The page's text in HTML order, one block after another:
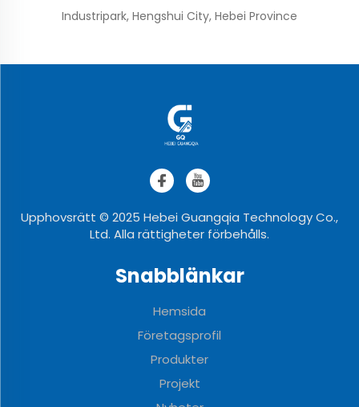
Industripark, Hengshui City, Hebei Province
Upphovsrätt © 2025 Hebei Guangqia Technology Co.,
Ltd. Alla rättigheter förbehålls.
Snabblänkar
Hemsida
Företagsprofil
Produkter
Projekt